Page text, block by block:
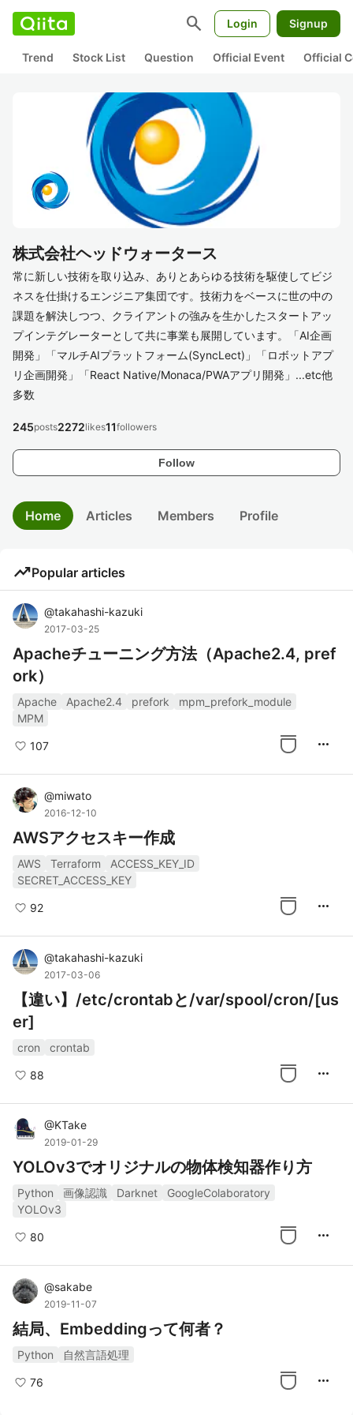
search Login Signup
Trend Stock List Question Official Event Official
株式会社ヘッドウォータース
常に新しい技術を取り込み、ありとあらゆる技術を駆使してビジ
ネスを仕掛けるエンジニア集団です。技術力をベースに世の中の
課題を解決しつつ、クライアントの強みを生かしたスタートアッ
プインテグレーターとして共に事業も展開しています。「AI企画
開発​」「マルチAIプラットフォーム(SyncLect)」「ロボットアプ
リ企画開発​」「React Native/Monaca/PWAアプリ開発」...etc他
多数
Follow
245posts2272likes11followers
Home Articles Members Profile
trending_upPopular articles
@takahashi-kazuki
2017-03-25
Apacheチューニング方法（Apache2.4, pref
ork）
Apache Apache2.4 prefork
mpm_prefork_module
MPM
107 more_horiz
@miwato
2016-12-10
AWSアクセスキー作成
AWS Terraform
ACCESS_KEY_ID
SECRET_ACCESS_KEY
92 more_horiz
@takahashi-kazuki
2017-03-06
【違い】/etc/crontabと/var/spool/cron/[us
er]
cron crontab
88 more_horiz
@KTake
2019-01-29
YOLOv3でオリジナルの物体検知器作り方
Python 画像認識 Darknet
GoogleColaboratory
YOLOv3
80 more_horiz
@sakabe
2019-11-07
結局、Embeddingって何者？
Python 自然言語処理
76 more_horiz